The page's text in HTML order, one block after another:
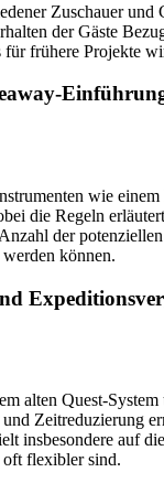
Zuschauer
der Gäste
frühere Projekte
wie
die Regeln
der
können.
alten Quest-
Zeitreduzierung
insbesondere auf
flexibler sind.